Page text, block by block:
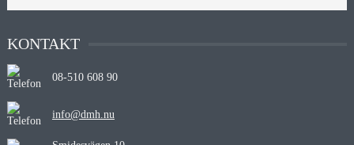
KONTAKT
08-510 608 90
info@dmh.nu